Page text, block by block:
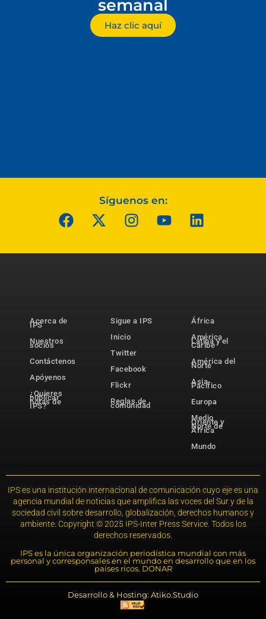
semanal
Haz clic aquí
Síguenos en:
Acerca de
IPS
Nuestros
socios
Contáctenos
Apóyenos
¿Quieres
publicar
notas de
IPS?
Sigue a IPS
Inicio
Twitter
Facebook
Flickr
Reglas de
comunidad
África
América
Latina y el
Caribe
América del
Norte
Asia-
Pacífico
Europa
Medio
Oriente y
Norte de
África
Mundo
IPS es una institución internacional de comunicación cuyo eje es una
agencia mundial de noticias que amplifica las voces del Sur y de la
sociedad civil sobre desarrollo, globalización, derechos humanos y
ambiente. Copyright © 2025 IPS-Inter Press Service. Todos los
derechos reservados.
IPS es la única organización periodística mundial con más
personal y corresponsales en el mundo en desarrollo que en los
países ricos. DONAR
Desarrollo & Hosting: Atiko.Studio